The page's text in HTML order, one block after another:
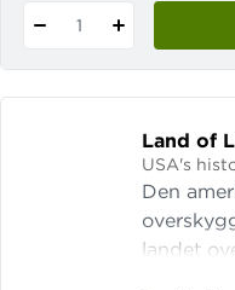
1
Land of
USA's
Den
landet